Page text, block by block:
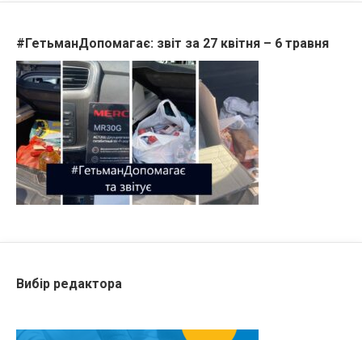
#ГетьманДопомагає: звіт за 27 квітня – 6 травня
Вибір редактора